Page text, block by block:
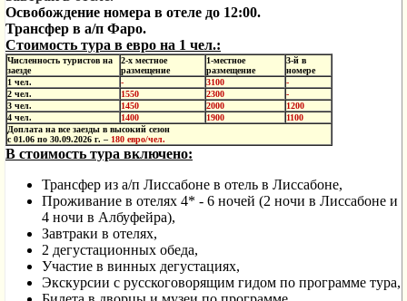
Освобождение номера в отеле до 12:00.
Трансфер в а/п Фаро.
Стоимость тура в евро на 1 чел.:
Численность туристов на
заезде
2-х местное
размещение
1-местное
размещение
3-й в
номере
1 чел.
- 3100
-
2 чел.
1550 2300
-
3 чел.
1450 2000
1200
4 чел.
1400 1900
1100
Доплата на все заезды в высокий сезон
с 01.06 по 30.09.2026 г. – 180 евро/чел.
В стоимость тура включено:
Трансфер из а/п Лиссабоне в отель в Лиссабоне,
Проживание в отелях 4* - 6 ночей (2 ночи в Лиссабоне и
4 ночи в Албуфейра),
Завтраки в отелях,
2 дегустационных обеда,
Участие в винных дегустациях,
Экскурсии с русскоговорящим гидом по программе тура,